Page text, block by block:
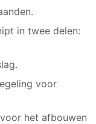
in twee delen:
voor
het afbouwen